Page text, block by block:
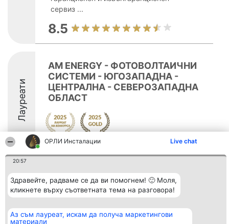
ОРЛИ Инсталации Live chat
20:57
Здравейте, радваме се да ви помогнем! 🙂 Моля,
кликнете върху съответната тема на разговора!
Аз съм лауреат, искам да получа маркетингови
материали
сервиз ...
8.5
Лауреати
AM ENERGY - ФОТОВОЛТАИЧНИ
СИСТЕМИ - ЮГОЗАПАДНА -
ЦЕНТРАЛНА - СЕВЕРОЗАПАДНА
ОБЛАСТ
8.9
Организатор на
класиране
Beautiful Company S.R.L.
Sus Nr. 2, Bl. A30, Sc. A, Et.
4, Ap. 13
Класация
Победители
Списък на
победители
Контакти
Контакти